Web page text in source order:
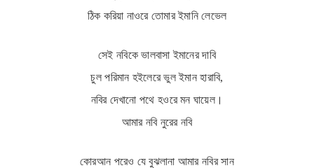
ঠিক করিয়া নাওরে তোমার ইমানি লেভেল
সেই নবিকে ভালবাসা ইমানের দাবি
চুল পরিমান হইলেরে ভুল ইমান হারাবি,
নবির দেখানো পথে হওরে মন ঘায়েল।
আমার নবি নুরের নবি
কোরআন পরেও যে বুঝলানা আমার নবির সান